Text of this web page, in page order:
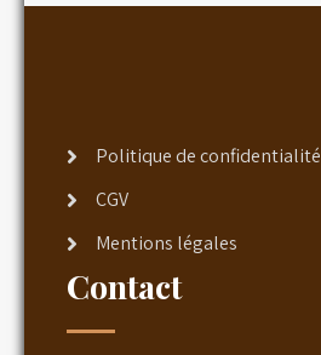
Politique de confidentialité
CGV
Mentions légales
Contact